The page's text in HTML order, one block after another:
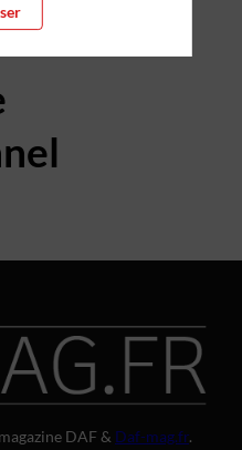
DAF & Daf-mag.fr.